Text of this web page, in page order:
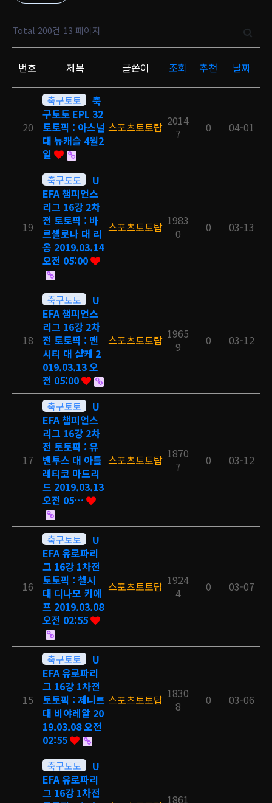
Total 200건 13 페이지
번호 제목 글쓴이 조회 추천 날짜
20
축구토토
축
구토토 EPL 32
토토픽 : 아스널
대 뉴캐슬 4월2
일
스포츠토토탑 2014
7
0 04-01
19
축구토토
U
EFA 챔피언스
리그 16강 2차
전 토토픽 : 바
르셀로나 대 리
옹 2019.03.14
오전 05:00
스포츠토토탑 1983
0
0 03-13
18
축구토토
U
EFA 챔피언스
리그 16강 2차
전 토토픽 : 맨
시티 대 샬케 2
019.03.13 오
전 05:00
스포츠토토탑 1965
9
0 03-12
17
축구토토
U
EFA 챔피언스
리그 16강 2차
전 토토픽 : 유
벤투스 대 아틀
레티코 마드리
드 2019.03.13
오전 05…
스포츠토토탑 1870
7
0 03-12
16
축구토토
U
EFA 유로파리
그 16강 1차전
토토픽 : 첼시
대 디나모 키에
프 2019.03.08
오전 02:55
스포츠토토탑 1924
4
0 03-07
15
축구토토
U
EFA 유로파리
그 16강 1차전
토토픽 : 제니트
대 비야레알 20
19.03.08 오전
02:55
스포츠토토탑 1830
8
0 03-06
축구토토
U
EFA 유로파리
그 16강 1차전
1861